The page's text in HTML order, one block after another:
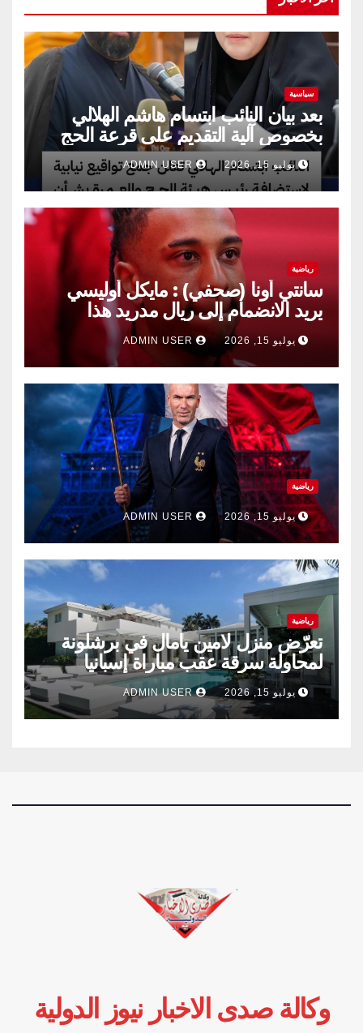
سياسية
بعد بيان النائب ابتسام هاشم الهلالي
بخصوص آلية التقديم على قرعة الحج
يوليو 15, 2026
رياضية
سانتي أونا (صحفي) : مايكل أوليسي
يريد الانضمام إلى ريال مدريد هذا
الصيف.
يوليو 15, 2026 ADMIN USER
رياضية
يوليو 15, 2026
رياضية
تعرّض منزل لامين يامال في برشلونة
لمحاولة سرقة عقب مباراة إسبانيا
وفرنسا .
يوليو 15, 2026 ADMIN USER
وكالة صدى الاخبار نيوز الدولية